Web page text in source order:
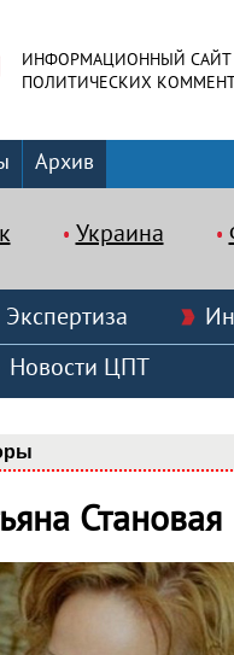
ИНФОРМАЦИОННЫЙ САЙТ
ПОЛИТИЧЕСКИХ
Архив
Украина
Экспертиза
Новости ЦПТ
Становая